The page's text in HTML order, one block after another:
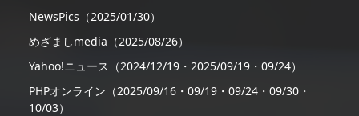
NewsPics（2025/01/30）
めざましmedia（2025/08/26）
Yahoo!ニュース（2024/12/19・2025/09/19・09/24）
PHPオンライン（2025/09/16・09/19・09/24・09/30・
10/03）